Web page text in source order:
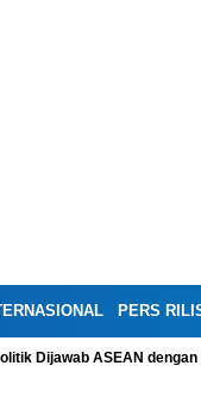
PERS
Dijawab ASEAN